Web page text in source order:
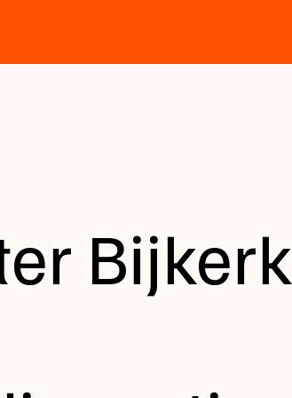
Bijkerk